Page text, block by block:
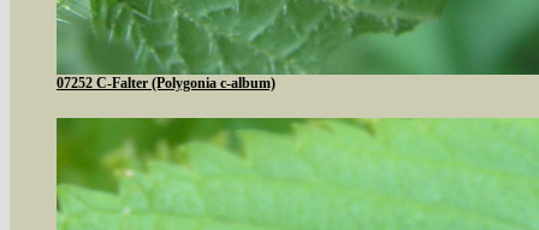
07252 C-Falter (Polygonia c-album)